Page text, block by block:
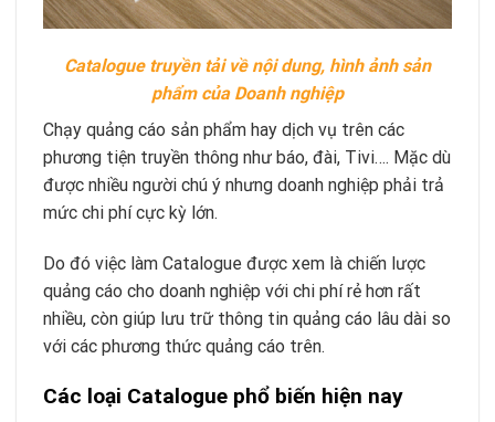
Catalogue truyền tải về nội dung, hình ảnh sản
phẩm của Doanh nghiệp
Chạy quảng cáo sản phẩm hay dịch vụ trên các
phương tiện truyền thông như báo, đài, Tivi…. Mặc dù
được nhiều người chú ý nhưng doanh nghiệp phải trả
mức chi phí cực kỳ lớn.
Do đó việc làm Catalogue được xem là chiến lược
quảng cáo cho doanh nghiệp với chi phí rẻ hơn rất
nhiều, còn giúp lưu trữ thông tin quảng cáo lâu dài so
với các phương thức quảng cáo trên.
Các loại Catalogue phổ biến hiện nay